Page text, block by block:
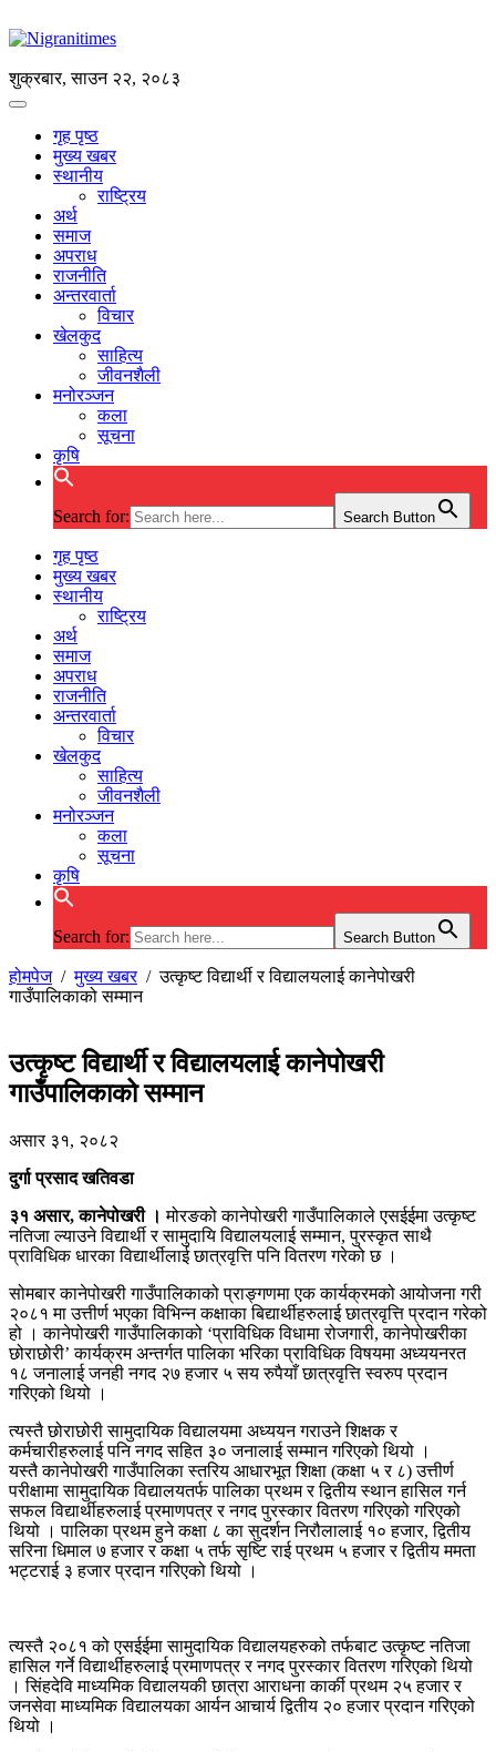
शुक्रबार, साउन २२, २०८३
गृह पृष्ठ
मुख्य खबर
स्थानीय
राष्ट्रिय
अर्थ
समाज
अपराध
राजनीति
अन्तरवार्ता
विचार
खेलकुद
साहित्य
जीवनशैली
मनोरञ्जन
कला
सूचना
कृषि
Search for: Search Button
गृह पृष्ठ
मुख्य खबर
स्थानीय
राष्ट्रिय
अर्थ
समाज
अपराध
राजनीति
अन्तरवार्ता
विचार
खेलकुद
साहित्य
जीवनशैली
मनोरञ्जन
कला
सूचना
कृषि
Search for: Search Button
होमपेज/मुख्य खबर/उत्कृष्ट विद्यार्थी र विद्यालयलाई कानेपोखरी
गाउँपालिकाको सम्मान
उत्कृष्ट विद्यार्थी र विद्यालयलाई कानेपोखरी
गाउँपालिकाको सम्मान
असार ३१, २०८२
दुर्गा प्रसाद खतिवडा
३१ असार, कानेपोखरी । मोरङको कानेपोखरी गाउँपालिकाले एसईईमा उत्कृष्ट
नतिजा ल्याउने विद्यार्थी र सामुदायि विद्यालयलाई सम्मान, पुरस्कृत साथै
प्राविधिक धारका विद्यार्थीलाई छात्रवृत्ति पनि वितरण गरेको छ ।
सोमबार कानेपोखरी गाउँपालिकाको प्राङ्गणमा एक कार्यक्रमको आयोजना गरी
२०८१ मा उत्तीर्ण भएका विभिन्न कक्षाका बिद्यार्थीहरुलाई छात्रवृत्ति प्रदान गरेको
हो । कानेपोखरी गाउँपालिकाको ‘प्राविधिक विधामा रोजगारी, कानेपोखरीका
छोराछोरी’ कार्यक्रम अन्तर्गत पालिका भरिका प्राविधिक विषयमा अध्ययनरत
१८ जनालाई जनही नगद २७ हजार ५ सय रुपैयाँ छात्रवृत्ति स्वरुप प्रदान
गरिएको थियो ।
त्यस्तै छोराछोरी सामुदायिक विद्यालयमा अध्ययन गराउने शिक्षक र
कर्मचारीहरुलाई पनि नगद सहित ३० जनालाई सम्मान गरिएको थियो ।
यस्तै कानेपोखरी गाउँपालिका स्तरिय आधारभूत शिक्षा (कक्षा ५ र ८) उत्तीर्ण
परीक्षामा सामुदायिक विद्यालयतर्फ पालिका प्रथम र द्वितीय स्थान हासिल गर्न
सफल विद्यार्थीहरुलाई प्रमाणपत्र र नगद पुरस्कार वितरण गरिएको गरिएको
थियो । पालिका प्रथम हुने कक्षा ८ का सुदर्शन निरौलालाई १० हजार, द्वितीय
सरिना धिमाल ७ हजार र कक्षा ५ तर्फ सृष्टि राई प्रथम ५ हजार र द्वितीय ममता
भट्टराई ३ हजार प्रदान गरिएको थियो ।
त्यस्तै २०८१ को एसईईमा सामुदायिक विद्यालयहरुको तर्फबाट उत्कृष्ट नतिजा
हासिल गर्ने विद्यार्थीहरुलाई प्रमाणपत्र र नगद पुरस्कार वितरण गरिएको थियो
। सिंहदेवि माध्यमिक विद्यालयकी छात्रा आराधना कार्की प्रथम २५ हजार र
जनसेवा माध्यमिक विद्यालयका आर्यन आचार्य द्वितीय २० हजार प्रदान गरिएको
थियो ।